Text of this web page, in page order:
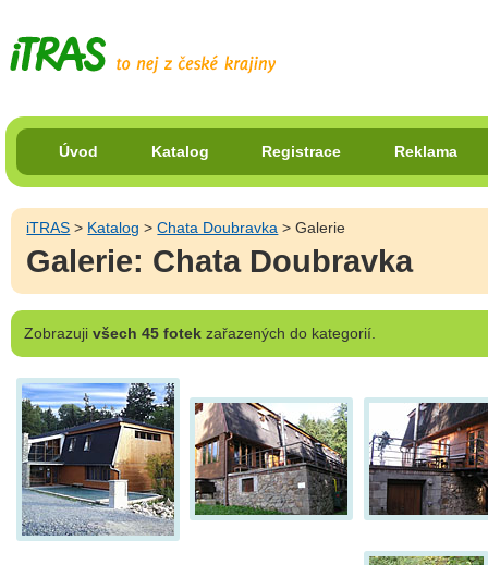
Úvod Katalog Registrace Reklama
iTRAS > Katalog >Chata Doubravka > Galerie
Galerie: Chata Doubravka
Zobrazuji všech 45 fotekzařazených do kategorií.